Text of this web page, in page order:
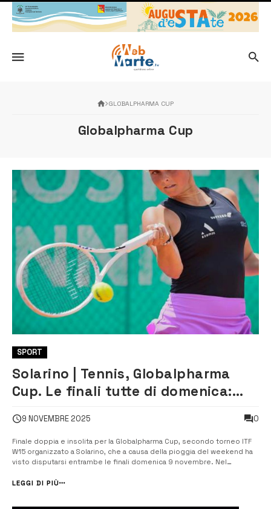
GLOBALPHARMA CUP
Globalpharma Cup
SPORT
Solarino | Tennis, Globalpharma
Cup. Le finali tutte di domenica:
9 NOVEMBRE 2025 0
Finale doppia e insolita per la Globalpharma Cup, secondo torneo ITF
W15 organizzato a Solarino, che a causa della pioggia del weekend ha
visto disputarsi entrambe le finali domenica 9 novembre. Nel
Deborah Chiesa con il punteggio di 6-4 6-3 in un’ora e venticinque
LEGGI DI PIÙ